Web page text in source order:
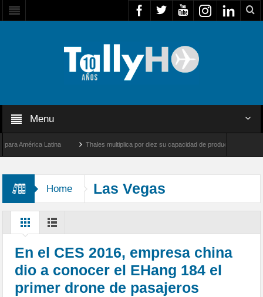
Menu
Latina Thales multiplica por diez su capacidad de producción de radares
Home Las Vegas
En el CES 2016, empresa china
dio a conocer el EHang 184 el
primer drone de pasajeros